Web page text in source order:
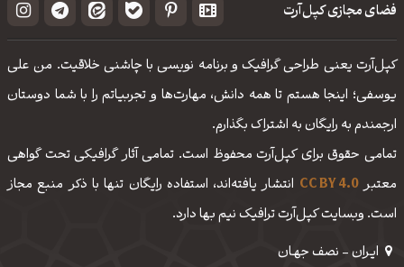
فضای مجازی کپل‌آرت
کپل‌آرت یعنی طراحی گرافیک و برنامه نویسی با چاشنی خلاقیت. من علی
یوسفی؛ اینجا هستم تا همه دانش، مهارت‌‌ها و تجربیاتم را با شما دوستان
ارجمندم به رایگان به اشتراک بگذارم.
تمامی حقوق برای کپل‌آرت محفوظ است. تمامی آثار گرافیکی تحت گواهی
معتبرCC BY 4.0 انتشار یافته‌اند، استفاده رایگان تنها با ذکر منبع مجاز
است. وبسایت کپل‌آرت ترافیک نیم بها دارد.
ایـران - نصف جهـان